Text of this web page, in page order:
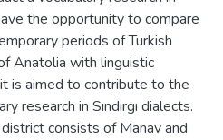
the opportunity to compare
periods of Turkish
Anatolia with linguistic
is aimed to contribute to the
research in Sındırgı dialects.
district consists of Manav and